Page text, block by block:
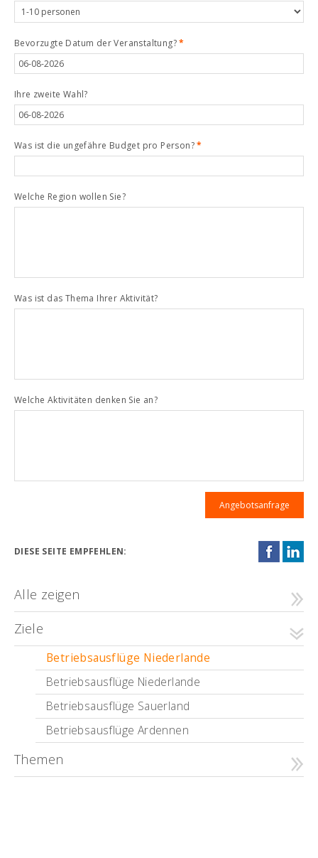
Bevorzugte Datum der Veranstaltung?*
Ihre zweite Wahl?
Was ist die ungefähre Budget pro Person?*
Welche Region wollen Sie?
Was ist das Thema Ihrer Aktivität?
Welche Aktivitäten denken Sie an?
DIESE SEITE EMPFEHLEN:
Alle zeigen
Ziele
Betriebsausflüge Niederlande
Betriebsausflüge Niederlande
Betriebsausflüge Sauerland
Betriebsausflüge Ardennen
Themen